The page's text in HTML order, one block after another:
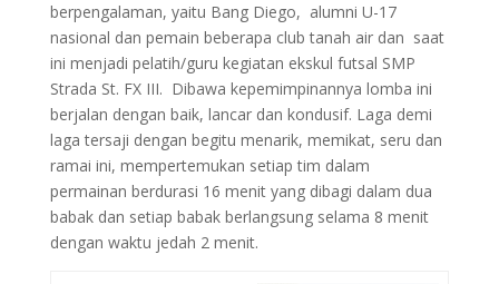
berpengalaman, yaitu Bang Diego, alumni U-17
nasional dan pemain beberapa club tanah air dan saat
ini menjadi pelatih/guru kegiatan ekskul futsal SMP
Strada St. FX III. Dibawa kepemimpinannya lomba ini
berjalan dengan baik, lancar dan kondusif. Laga demi
laga tersaji dengan begitu menarik, memikat, seru dan
ramai ini, mempertemukan setiap tim dalam
permainan berdurasi 16 menit yang dibagi dalam dua
babak dan setiap babak berlangsung selama 8 menit
dengan waktu jedah 2 menit.